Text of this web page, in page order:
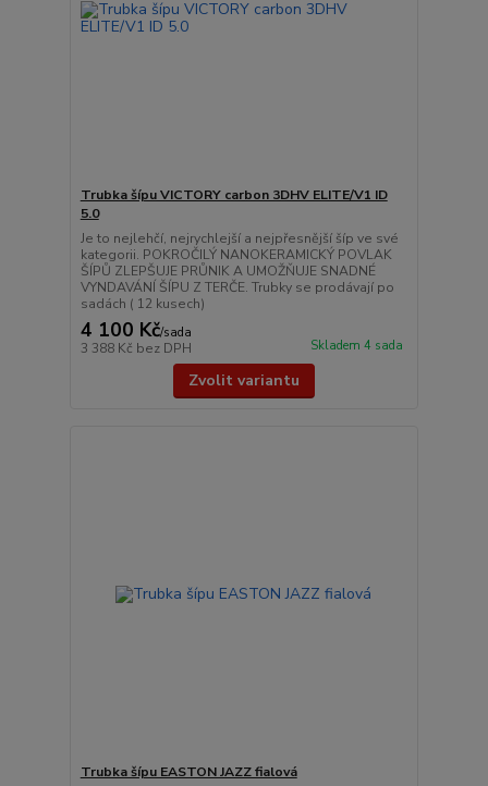
Trubka šípu VICTORY carbon 3DHV ELITE/V1 ID
5.0
Je to nejlehčí, nejrychlejší a nejpřesnější šíp ve své
kategorii. POKROČILÝ NANOKERAMICKÝ POVLAK
ŠÍPŮ ZLEPŠUJE PRŮNIK A UMOŽŇUJE SNADNÉ
VYNDAVÁNÍ ŠÍPU Z TERČE. Trubky se prodávají po
sadách ( 12 kusech)
4 100 Kč/sada
3 388 Kč bez DPH Skladem 4 sada
Zvolit variantu
Trubka šípu EASTON JAZZ fialová